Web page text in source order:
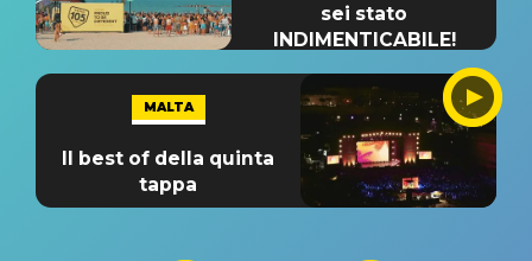
sei stato
INDIMENTICABILE!
MALTA
Il best of della quinta
tappa